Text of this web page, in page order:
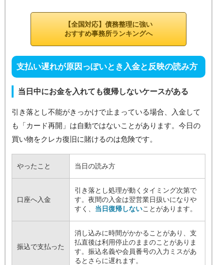
【全国対応】債務整理に強い
おすすめ事務所ランキングへ
支払い遅れが原因っぽいとき入金と反映の読み方
当日中にお金を入れても復帰しないケースがある
引き落とし不能がきっかけで止まっている場合、入金して
も「カード再開」は自動ではないことがあります。今日の
買い物をクレカ復旧に賭けるのは危険です。
やったこと 当日の読み方
口座へ入金
引き落とし処理が動くタイミング次第で
す。夜間の入金は翌営業日扱いになりや
すく、 当日復帰しないことがあります。
振込で支払った
消し込みに時間がかかることがあり、支
払直後は利用停止のままのことがありま
す。振込名義や会員番号の入力ミスがあ
るとさらに遅れます。